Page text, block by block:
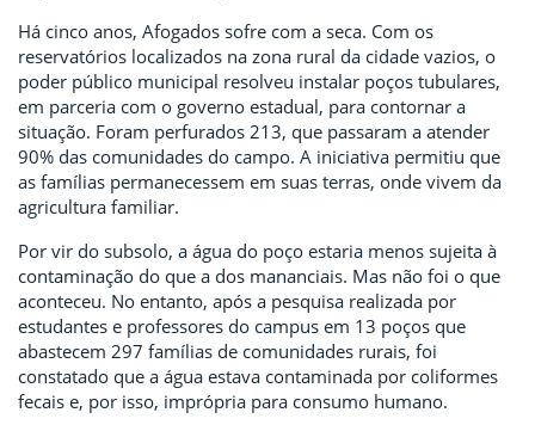
Há cinco anos, Afogados sofre com a seca. Com os
reservatórios localizados na zona rural da cidade vazios, o
poder público municipal resolveu instalar poços tubulares,
em parceria com o governo estadual, para contornar a
situação. Foram perfurados 213, que passaram a atender
90% das comunidades do campo. A iniciativa permitiu que
as famílias permanecessem em suas terras, onde vivem da
agricultura familiar.
Por vir do subsolo, a água do poço estaria menos sujeita à
contaminação do que a dos mananciais. Mas não foi o que
aconteceu. No entanto, após a pesquisa realizada por
estudantes e professores do campus em 13 poços que
abastecem 297 famílias de comunidades rurais, foi
constatado que a água estava contaminada por coliformes
fecais e, por isso, imprópria para consumo humano.